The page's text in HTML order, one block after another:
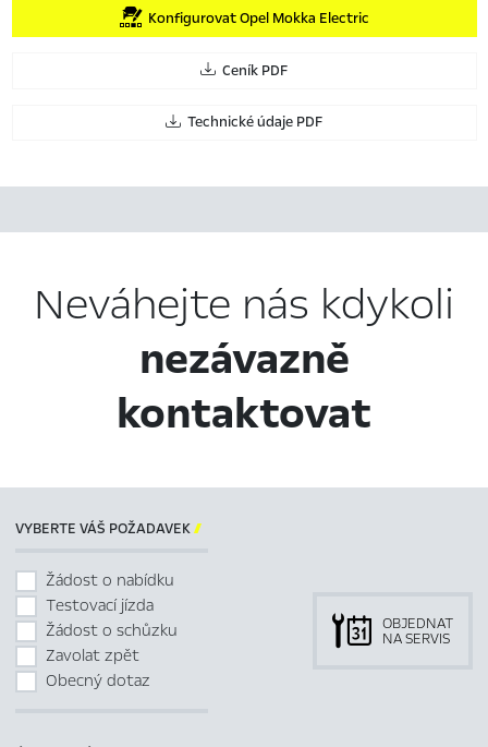
Konfigurovat Opel Mokka Electric
Ceník PDF
Technické údaje PDF
Neváhejte nás kdykoli
nezávazně
kontaktovat
VYBERTE VÁŠ POŽADAVEK
Žádost o nabídku
Testovací jízda
Žádost o schůzku
Zavolat zpět
Obecný dotaz
OBJEDNAT
NA SERVIS